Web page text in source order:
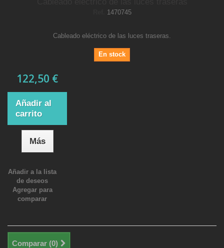
1470745
Cableado eléctrico de las luces traseras.
En stock
122,50 €
Añadir al
carrito
Más
Añadir a la lista
de deseos
Agregar para
comparar
Comparar (0)